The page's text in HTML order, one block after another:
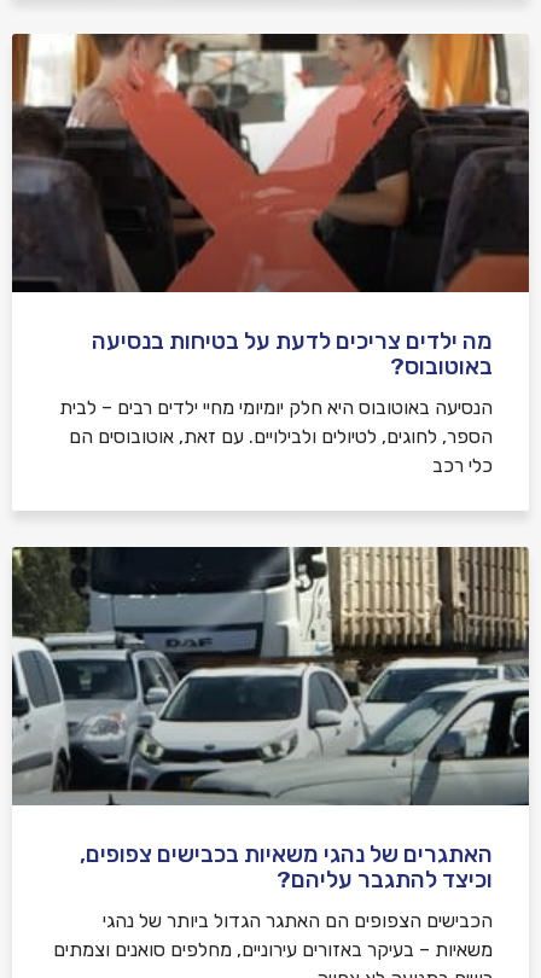
מה ילדים צריכים לדעת על בטיחות בנסיעה
באוטובוס?
הנסיעה באוטובוס היא חלק יומיומי מחיי ילדים רבים – לבית
הספר, לחוגים, לטיולים ולבילויים. עם זאת, אוטובוסים הם
כלי רכב
האתגרים של נהגי משאיות בכבישים צפופים,
וכיצד להתגבר עליהם?
הכבישים הצפופים הם האתגר הגדול ביותר של נהגי
משאיות – בעיקר באזורים עירוניים, מחלפים סואנים וצמתים